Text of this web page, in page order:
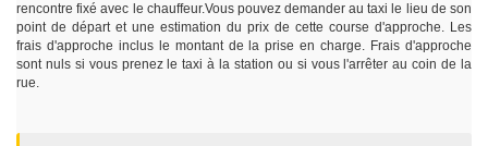
rencontre fixé avec le chauffeur.Vous pouvez demander au taxi le lieu de son
point de départ et une estimation du prix de cette course d'approche. Les
frais d'approche inclus le montant de la prise en charge. Frais d'approche
sont nuls si vous prenez le taxi à la station ou si vous l'arrêter au coin de la
rue.